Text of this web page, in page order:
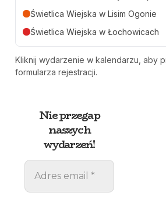
Świetlica Wiejska w Lisim Ogonie
Świetlica Wiejska w Łochowicach
Kliknij wydarzenie w kalendarzu, aby
formularza rejestracji.
Nie przegap
naszych
wydarzeń!